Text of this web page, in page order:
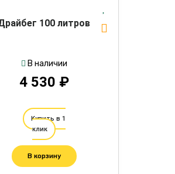
100 литров
В наличии
4 530 ₽
Купить в 1
клик
В корзину